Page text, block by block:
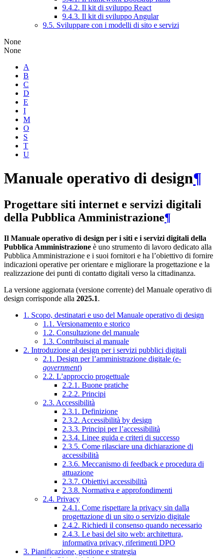
9.4.2. Il kit di sviluppo React
9.4.3. Il kit di sviluppo Angular
9.5. Sviluppare con i modelli di sito e servizi
None
None
A
B
C
D
E
I
M
O
S
T
U
Manuale operativo di design¶
Progettare siti internet e servizi digitali
della Pubblica Amministrazione¶
Il Manuale operativo di design per i siti e i servizi digitali della
Pubblica Amministrazione è uno strumento di lavoro dedicato alla
Pubblica Amministrazione e i suoi fornitori e ha l’obiettivo di fornire
indicazioni operative per orientare e migliorare la progettazione e la
realizzazione dei punti di contatto digitali verso la cittadinanza.
La versione aggiornata (versione corrente) del Manuale operativo di
design corrisponde alla 2025.1.
1. Scopo, destinatari e uso del Manuale operativo di design
1.1. Versionamento e storico
1.2. Consultazione del manuale
1.3. Contribuisci al manuale
2. Introduzione al design per i servizi pubblici digitali
2.1. Design per l’amministrazione digitale (e-
government)
2.2. L’approccio progettuale
2.2.1. Buone pratiche
2.2.2. Principi
2.3. Accessibilità
2.3.1. Definizione
2.3.2. Accessibilità by design
2.3.3. Principi per l’accessibilità
2.3.4. Linee guida e criteri di successo
2.3.5. Come rilasciare una dichiarazione di
accessibilità
2.3.6. Meccanismo di feedback e procedura di
attuazione
2.3.7. Obiettivi accessibilità
2.3.8. Normativa e approfondimenti
2.4. Privacy
2.4.1. Come rispettare la privacy sin dalla
progettazione di un sito o servizio digitale
2.4.2. Richiedi il consenso quando necessario
2.4.3. Le basi del sito web: architettura,
informativa privacy, riferimenti DPO
3. Pianificazione, gestione e strategia